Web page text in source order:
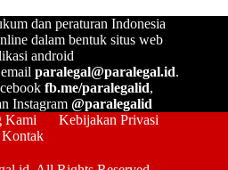
dan peraturan Indonesia
dalam bentuk situs web
android
emailparalegal@paralegal.id.
fb.me/paralegalid,
Instagram@paralegalid
Kami
Kebijakan Privasi
Kontak